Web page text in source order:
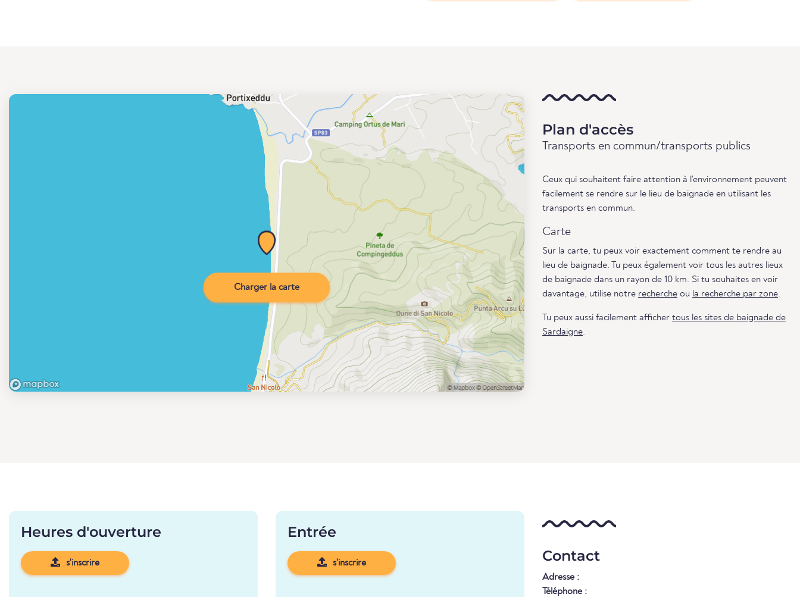
Charger la carte
Plan d'accès
Transports en commun/transports publics
Ceux qui souhaitent faire attention à l'environnement peuvent
facilement se rendre sur le lieu de baignade en utilisant les
transports en commun.
Carte
Sur la carte, tu peux voir exactement comment te rendre au
lieu de baignade. Tu peux également voir tous les autres lieux
de baignade dans un rayon de 10 km. Si tu souhaites en voir
davantage, utilise notre recherche ou la recherche par zone.
Tu peux aussi facilement afficher tous les sites de baignade de
Sardaigne.
Heures d'ouverture
s'inscrire
Entrée
s'inscrire Contact
Adresse :
Téléphone :